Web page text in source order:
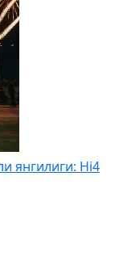
янгилиги: Hi4